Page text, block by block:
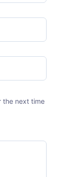
the next time